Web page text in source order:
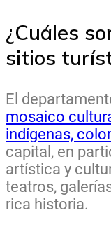
¿Cuáles
sitios
El
mosaico
indígenas,
capital, en
artística y
teatros,
rica historia.